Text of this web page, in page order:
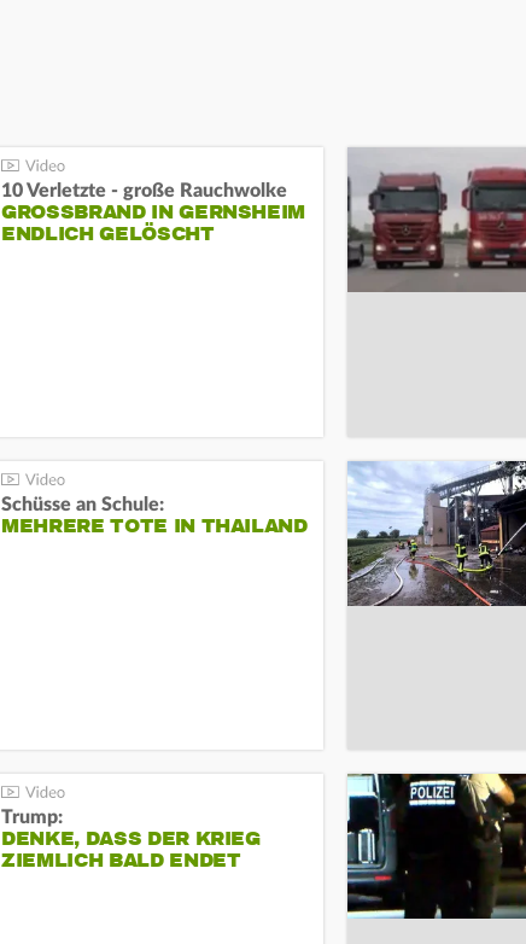
10 Verletzte - große Rauchwolke
GROSSBRAND IN GERNSHEIM E
NDLICH GELÖSCHT
Schüsse an Schule:
MEHRERE TOTE IN THAILAND
Trump:
DENKE, DASS DER KRIEG
ZIEMLICH BALD ENDET